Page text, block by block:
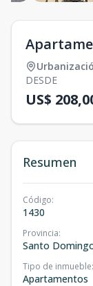
DESDE
US$
Resumen
Código:
1430
Provincia:
Santo
Tipo de inmueble:
Apartamentos